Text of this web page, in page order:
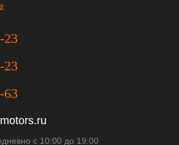
23
23
63
с 10:00 до 19:00